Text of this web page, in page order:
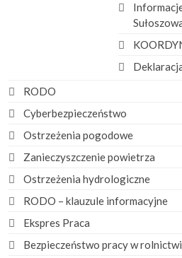
RODO
Cyberbezpieczeństwo
Ostrzeżenia pogodowe
Zanieczyszczenie powietrza
Ostrzeżenia hydrologiczne
RODO – klauzule informacyjne
Ekspres Praca
Bezpieczeństwo pracy w